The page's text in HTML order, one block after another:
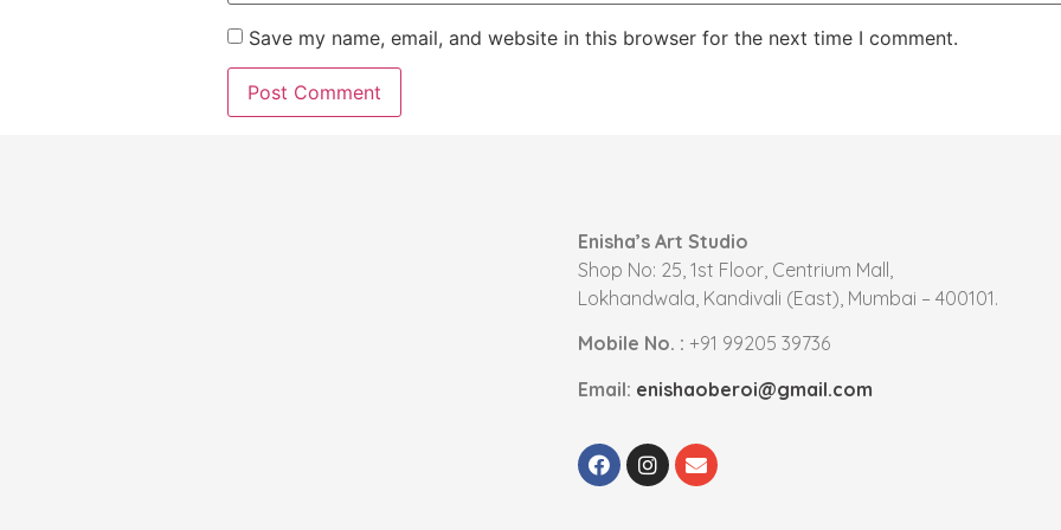
Save my name, email, and website in this browser for the next time I comment.
Enisha’s Art Studio
Shop No: 25, 1st Floor, Centrium Mall,
Lokhandwala, Kandivali (East), Mumbai – 400101.
Mobile No. : +91 99205 39736
Email: enishaoberoi@gmail.com